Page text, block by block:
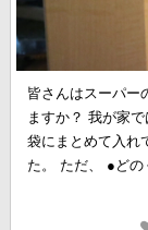
皆さんはスーパー
ますか？ 我が家
袋にまとめて入れ
た。 ただ、 ●ど